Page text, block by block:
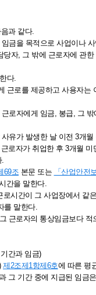
과 같다.
임금을 목적으로 사업이나
당자, 그 밖에 근로자에 관
다.
근로를 제공하고 사용자
근로자에게 임금, 봉급, 그
유가 발생한 날 이전 3개
로자가 취업한 후 3개월
69조 본문 또는
「산업안전
간을 말한다.
로시간이 그 사업장에서
를 말한다.
근로자의 통상임금보다 적
간과 임금)
제2조제1항제6호에 따른 평
그 기간 중에 지급된 임금